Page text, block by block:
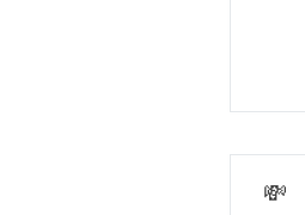
💸